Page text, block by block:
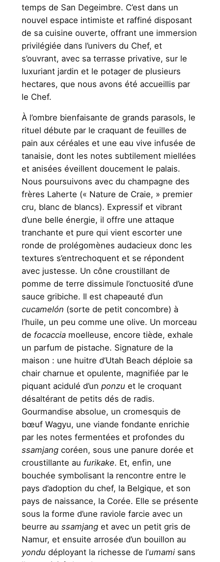
temps de San Degeimbre. C’est dans un
nouvel espace intimiste et raffiné disposant
de sa cuisine ouverte, offrant une immersion
privilégiée dans l’univers du Chef, et
s’ouvrant, avec sa terrasse privative, sur le
luxuriant jardin et le potager de plusieurs
hectares, que nous avons été accueillis par
le Chef.
À l’ombre bienfaisante de grands parasols, le
rituel débute par le craquant de feuilles de
pain aux céréales et une eau vive infusée de
tanaisie, dont les notes subtilement miellées
et anisées éveillent doucement le palais.
Nous poursuivons avec du champagne des
frères Laherte (« Nature de Craie, » premier
cru, blanc de blancs). Expressif et vibrant
d’une belle énergie, il offre une attaque
tranchante et pure qui vient escorter une
ronde de prolégomènes audacieux donc les
textures s’entrechoquent et se répondent
avec justesse. Un cône croustillant de
pomme de terre dissimule l’onctuosité d’une
sauce gribiche. Il est chapeauté d’un
cucamelón (sorte de petit concombre) à
l’huile, un peu comme une olive. Un morceau
de focaccia moelleuse, encore tiède, exhale
un parfum de pistache. Signature de la
maison : une huitre d’Utah Beach déploie sa
chair charnue et opulente, magnifiée par le
piquant acidulé d’un ponzu et le croquant
désaltérant de petits dés de radis.
Gourmandise absolue, un cromesquis de
bœuf Wagyu, une viande fondante enrichie
par les notes fermentées et profondes du
ssamjangcoréen, sous une panure dorée et
croustillante au furikake. Et, enfin, une
bouchée symbolisant la rencontre entre le
pays d’adoption du chef, la Belgique, et son
pays de naissance, la Corée. Elle se présente
sous la forme d’une raviole farcie avec un
beurre au ssamjang et avec un petit gris de
Namur, et ensuite arrosée d’un bouillon au
yondu déployant la richesse de l’umamisans